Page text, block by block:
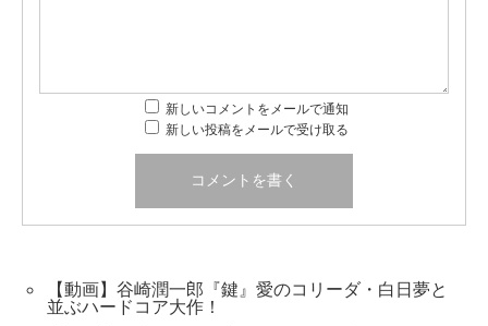
新しいコメントをメールで通知
新しい投稿をメールで受け取る
【動画】谷崎潤一郎『鍵』愛のコリーダ・白日夢と
並ぶハードコア大作！